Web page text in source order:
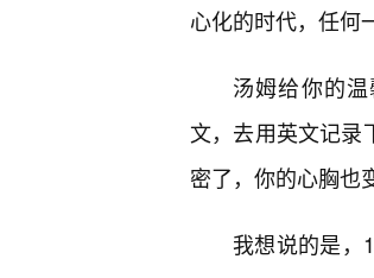
心化的时代，任何
汤姆给你的
文，去用英文记录
密了，你的心胸也
我想说的是，